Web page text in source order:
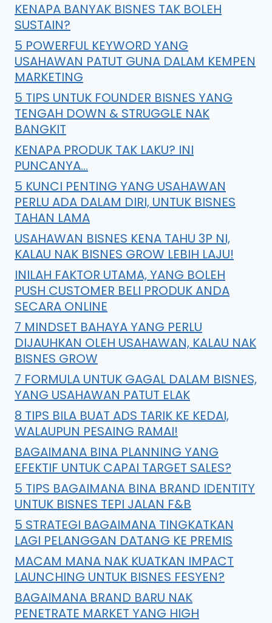
KENAPA BANYAK BISNES TAK BOLEH
SUSTAIN?
5 POWERFUL KEYWORD YANG
USAHAWAN PATUT GUNA DALAM KEMPEN
MARKETING
5 TIPS UNTUK FOUNDER BISNES YANG
TENGAH DOWN & STRUGGLE NAK
BANGKIT
KENAPA PRODUK TAK LAKU? INI
PUNCANYA…
5 KUNCI PENTING YANG USAHAWAN
PERLU ADA DALAM DIRI, UNTUK BISNES
TAHAN LAMA
USAHAWAN BISNES KENA TAHU 3P NI,
KALAU NAK BISNES GROW LEBIH LAJU!
INILAH FAKTOR UTAMA, YANG BOLEH
PUSH CUSTOMER BELI PRODUK ANDA
SECARA ONLINE
7 MINDSET BAHAYA YANG PERLU
DIJAUHKAN OLEH USAHAWAN, KALAU NAK
BISNES GROW
7 FORMULA UNTUK GAGAL DALAM BISNES,
YANG USAHAWAN PATUT ELAK
8 TIPS BILA BUAT ADS TARIK KE KEDAI,
WALAUPUN PESAING RAMAI!
BAGAIMANA BINA PLANNING YANG
EFEKTIF UNTUK CAPAI TARGET SALES?
5 TIPS BAGAIMANA BINA BRAND IDENTITY
UNTUK BISNES TEPI JALAN F&B
5 STRATEGI BAGAIMANA TINGKATKAN
LAGI PELANGGAN DATANG KE PREMIS
MACAM MANA NAK KUATKAN IMPACT
LAUNCHING UNTUK BISNES FESYEN?
BAGAIMANA BRAND BARU NAK
PENETRATE MARKET YANG HIGH